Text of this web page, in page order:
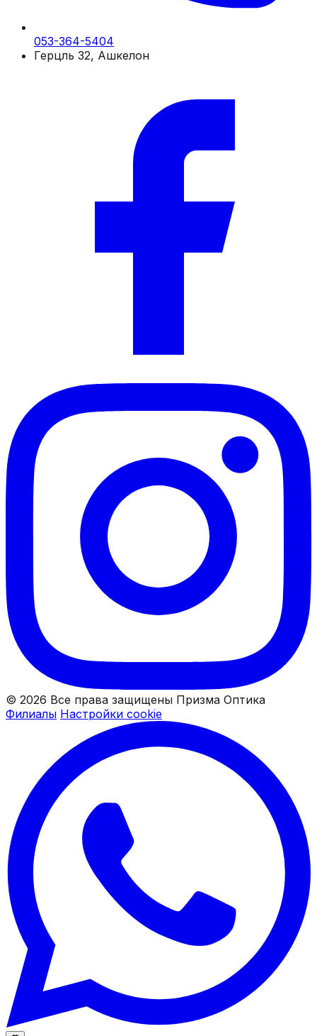
053-364-5404
Герцль 32, Ашкелон
© 2026 Все права защищены Призма Оптика
Филиалы Настройки cookie